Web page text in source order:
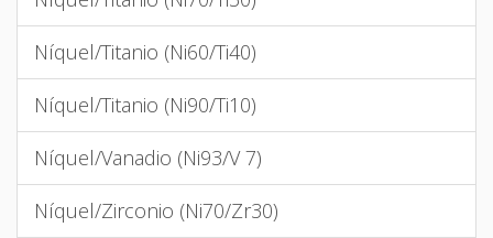
Níquel/Titanio (Ni60/Ti40)
Níquel/Titanio (Ni90/Ti10)
Níquel/Vanadio (Ni93/V 7)
Níquel/Zirconio (Ni70/Zr30)